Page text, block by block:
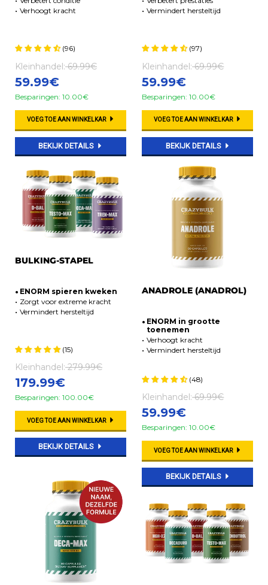
Verhoogt kracht
(96)
Kleinhandel: 69.99€
59.99€
Besparingen: 10.00€
VOEG TOE AAN WINKELKAR
BEKIJK DETAILS
Vermindert hersteltijd
(97)
Kleinhandel: 69.99€
59.99€
Besparingen: 10.00€
VOEG TOE AAN WINKELKAR
BEKIJK DETAILS
BULKING-STAPEL
ENORM spieren kweken
Zorgt voor extreme kracht
Vermindert hersteltijd
(15)
Kleinhandel: 279.99€
179.99€
Besparingen: 100.00€
VOEG TOE AAN WINKELKAR
BEKIJK DETAILS
ANADROLE (ANADROL)
ENORM in grootte
toenemen
Verhoogt kracht
Vermindert hersteltijd
(48)
Kleinhandel: 69.99€
59.99€
Besparingen: 10.00€
VOEG TOE AAN WINKELKAR
BEKIJK DETAILS